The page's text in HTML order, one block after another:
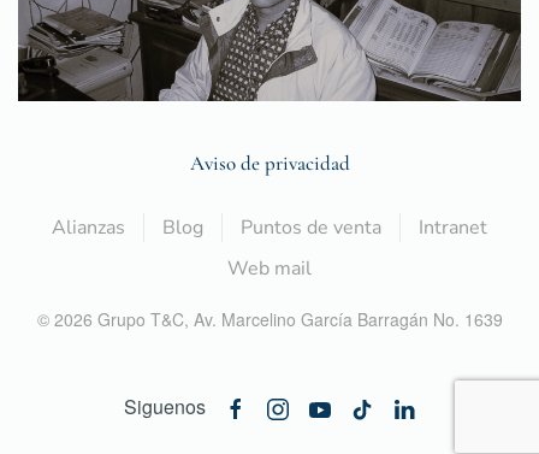
Aviso de privacidad
Alianzas Blog Puntos de venta
Intranet
Web mail
© 2026 Grupo T&C, Av. Marcelino García Barragán No. 1639
Siguenos